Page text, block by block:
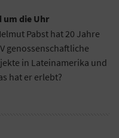
um die Uhr
Pabst hat 20 Jahre
genossenschaftliche
in Lateinamerika und
hat er erlebt?